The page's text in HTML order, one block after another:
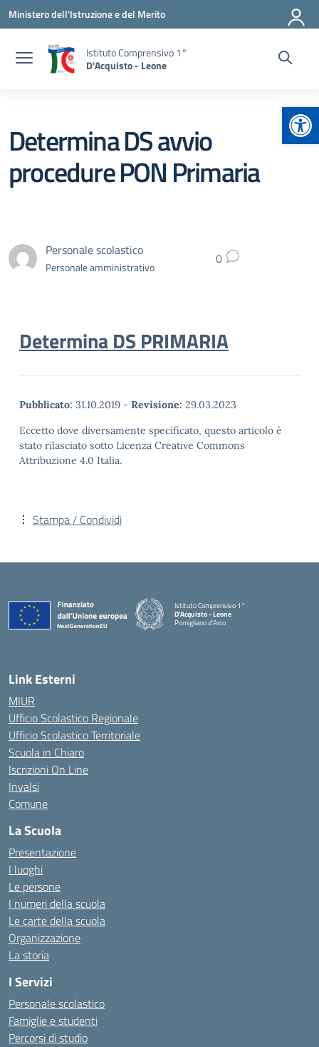
Vai ai contenuti
Vai al menu di navigazione
Vai al footer
Ministero dell'Istruzione e del Merito
Istituto Comprensivo 1°
D'Acquisto - Leone
Determina DS avvio
procedure PON Primaria
Personale scolastico
Personale amministrativo 0
Determina DS PRIMARIA
Pubblicato: 31.10.2019 - Revisione: 29.03.2023
Eccetto dove diversamente specificato, questo articolo è
stato rilasciato sotto Licenza Creative Commons
Attribuzione 4.0 Italia.
Stampa / Condividi
Istituto Comprensivo 1°
D'Acquisto - Leone
Pomigliano d'Arco
— Visita la pagina iniziale della scuola
Link Esterni
MIUR
Ufficio Scolastico Regionale
Ufficio Scolastico Territoriale
Scuola in Chiaro
Iscrizioni On Line
Invalsi
Comune
La Scuola
Presentazione
I luoghi
Le persone
I numeri della scuola
Le carte della scuola
Organizzazione
La storia
I Servizi
Personale scolastico
Famiglie e studenti
Percorsi di studio